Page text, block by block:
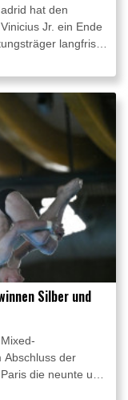
hat den
Jr. ein Ende
langfristig
einen neuen
Vinicius Jr. mit dem
gebracht
Silber und
Abschluss der
die neunte und
Verband (DSV)